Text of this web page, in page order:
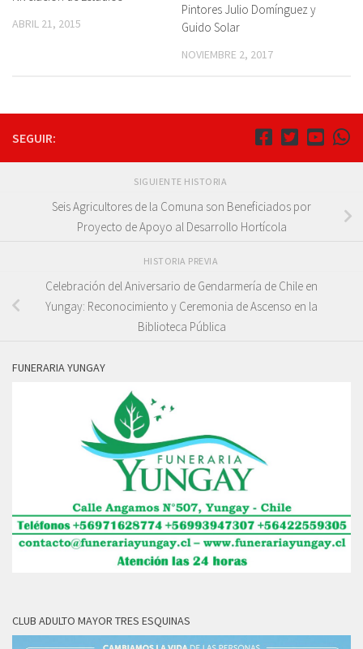
ABRIL 21, 2015
Pintores Julio Domínguez y
Guido Solar
NOVIEMBRE 2, 2017
SEGUIR:
SIGUIENTE HISTORIA
Seis Agricultores de la Comuna son Beneficiados por
Proyecto de Apoyo al Desarrollo Hortícola
HISTORIA PREVIA
Celebración del Aniversario de Gendarmería de Chile en
Yungay: Reconocimiento y Ceremonia de Ascenso en la
Biblioteca Pública
FUNERARIA YUNGAY
CLUB ADULTO MAYOR TRES ESQUINAS